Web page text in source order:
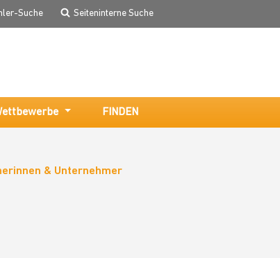
Suche Seiteninterne Suche
FINDEN
& Unternehmer